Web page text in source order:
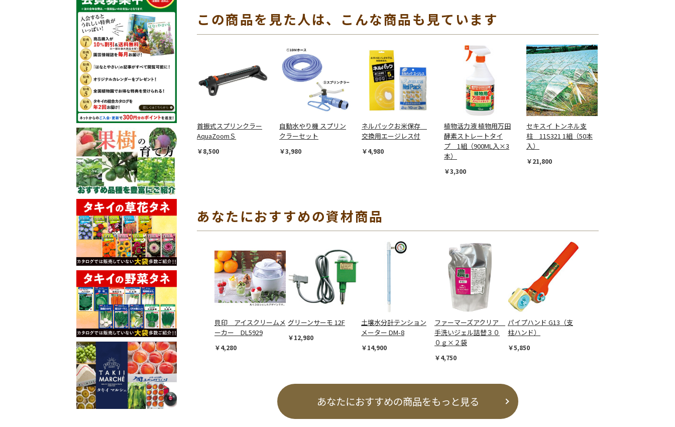
この商品を見た人は、こんな商品も見ています
首振式スプリンクラー
AquaZoomＳ
￥8,500
自動水やり機 スプリン
クラーセット
￥3,980
ネルパックお米保存
交換用エージレス付
￥4,980
植物活力液 植物用万田
酵素ストレートタイ
プ 1組（900ML入×3
本）
￥3,300
セキスイ トンネル支
柱 11S321 1組（50本
入）
￥21,800
あなたにおすすめの資材商品
貝印 アイスクリームメ
ーカー DL5929
￥4,280
グリーンサーモ 12F
￥12,980
土壌水分計テンション
メーター DM-8
￥14,900
ファーマーズアクリア
手洗いジェル詰替３０
０ｇ×２袋
￥4,750
パイプハンド G13（支
柱ハンド）
￥5,850
あなたにおすすめの商品をもっと見る